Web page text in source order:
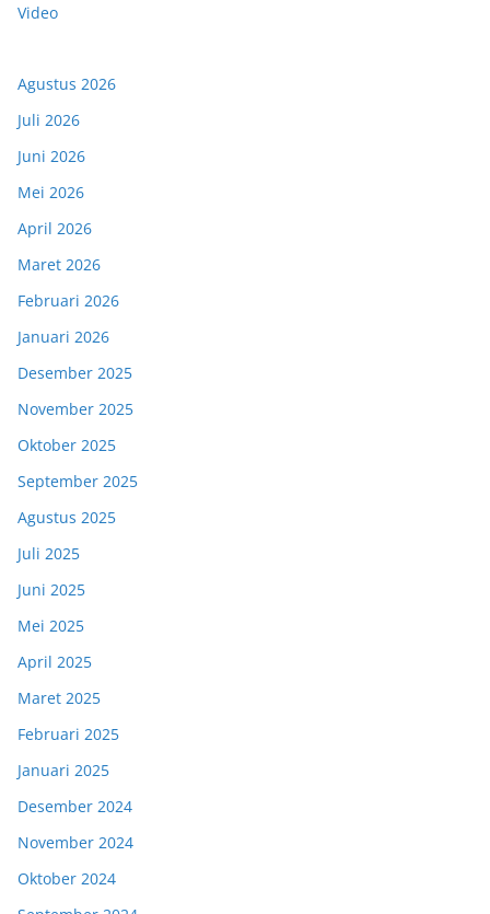
Video
Agustus 2026
Juli 2026
Juni 2026
Mei 2026
April 2026
Maret 2026
Februari 2026
Januari 2026
Desember 2025
November 2025
Oktober 2025
September 2025
Agustus 2025
Juli 2025
Juni 2025
Mei 2025
April 2025
Maret 2025
Februari 2025
Januari 2025
Desember 2024
November 2024
Oktober 2024